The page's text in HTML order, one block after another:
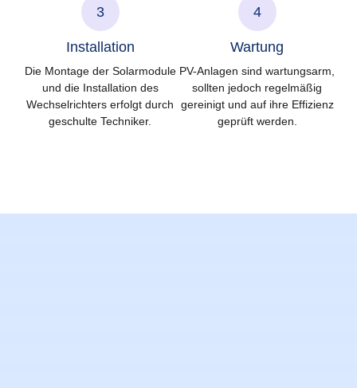
3
Installation
Die Montage der Solarmodule
und die Installation des
Wechselrichters erfolgt durch
geschulte Techniker.
4
Wartung
PV-Anlagen sind wartungsarm,
sollten jedoch regelmäßig
gereinigt und auf ihre Effizienz
geprüft werden.